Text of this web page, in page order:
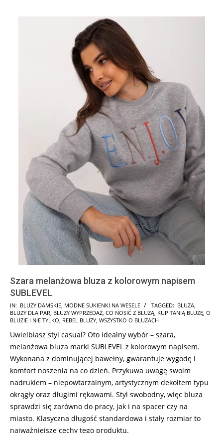
Szara melanżowa bluza z kolorowym napisem
SUBLEVEL
2024-
07-
IN: BLUZY DAMSKIE, MODNE SUKIENKI NA WESELE TAGGED: BLUZA,
BLUZY DLA PAR, BLUZY WYPRZEDAŻ, CO NOSIĆ Z BLUZĄ, KUP TANIĄ BLUZĘ, O
BLUZIE I NIE TYLKO, REBEL BLUZY, WSZYSTKO O BLUZACH
Uwielbiasz styl casual? Oto idealny wybór – szara,
melanżowa bluza marki SUBLEVEL z kolorowym napisem.
Wykonana z dominującej bawełny, gwarantuje wygodę i
komfort noszenia na co dzień. Przykuwa uwagę swoim
nadrukiem – niepowtarzalnym, artystycznym dekoltem typu
okrągły oraz długimi rękawami. Styl swobodny, więc bluza
sprawdzi się zarówno do pracy, jak i na spacer czy na
miasto. Klasyczna długość standardowa i stały rozmiar to
najważniejsze cechy tego produktu.